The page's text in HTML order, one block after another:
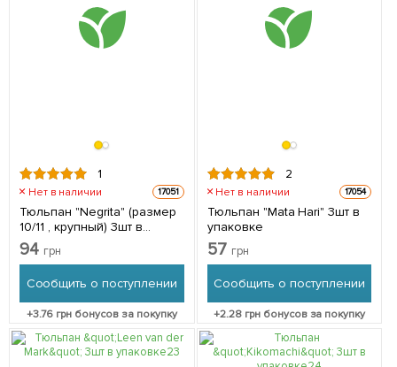
1
Нет в наличии 17051
Тюльпан "Negrita" (размер
10/11 , крупный) 3шт в
упаковке
94 грн
Сообщить о поступлении
+3.76 грн бонусов за покупку
2
Нет в наличии 17054
Тюльпан "Mata Hari" 3шт в
упаковке
57 грн
Сообщить о поступлении
+2.28грн бонусов за покупку